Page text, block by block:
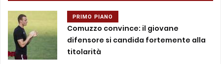
PRIMO PIANO
Comuzzo convince: il giovane
difensore si candida fortemente alla
titolarità